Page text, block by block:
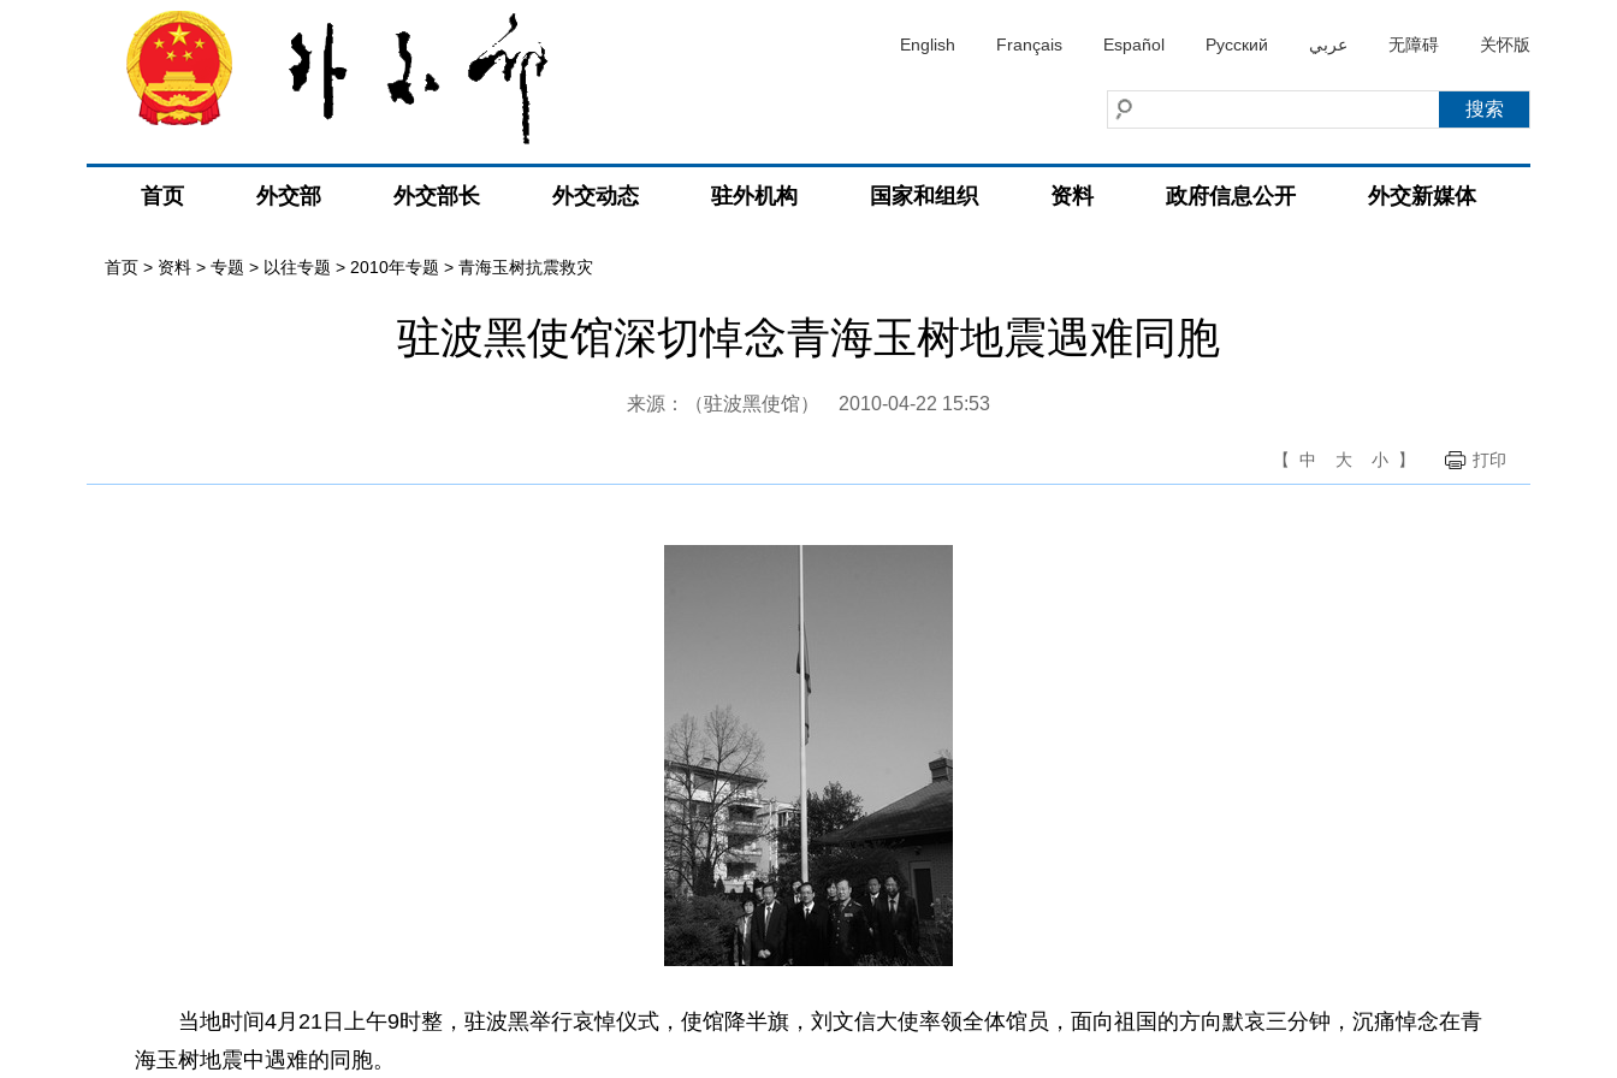
English Français Español Русский عربي 无障碍 关怀版
首页 外交部 外交部长 外交动态 驻外机构 国家和组织 资料 政府信息公开 外交新媒体
首页 > 资料 > 专题 > 以往专题 > 2010年专题 > 青海玉树抗震救灾
驻波黑使馆深切悼念青海玉树地震遇难同胞
来源：（驻波黑使馆） 2010-04-22 15:53
【 中 大 小 】 打印
当地时间4月21日上午9时整，驻波黑举行哀悼仪式，使馆降半旗，刘文信大使率领全体馆员，面向祖国的方向默哀三分钟，沉痛悼念在青
海玉树地震中遇难的同胞。